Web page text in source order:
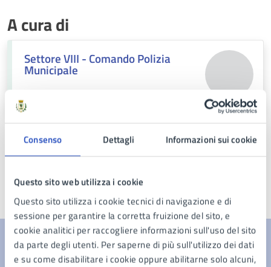
Consenso Dettagli Informazioni sui cookie
Questo sito web utilizza i cookie
Questo sito utilizza i cookie tecnici di navigazione e di
sessione per garantire la corretta fruizione del sito, e
cookie analitici per raccogliere informazioni sull'uso del sito
da parte degli utenti. Per saperne di più sull'utilizzo dei dati
e su come disabilitare i cookie oppure abilitarne solo alcuni,
A cura di
Settore VIII - Comando Polizia
Municipale
Ultimo aggiornamento:23/10/2025, 16:20
Contenuti correlati